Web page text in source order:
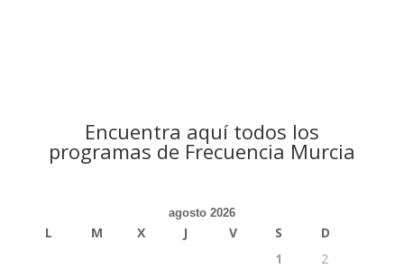
Encuentra aquí todos los
programas de Frecuencia Murcia
agosto 2026
L M X J V S
D
1
2